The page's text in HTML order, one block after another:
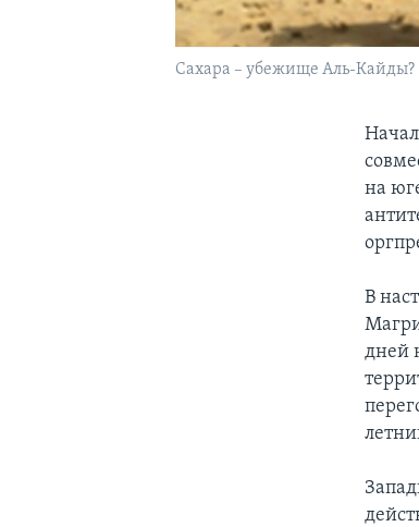
Сахара – убежище Аль-Кайды?
на
В
дней